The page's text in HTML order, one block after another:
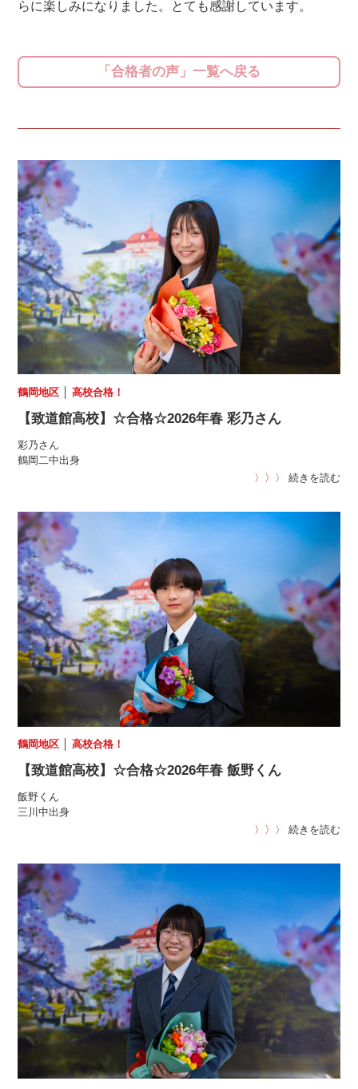
らに楽しみになりました。とても感謝しています。
「合格者の声」一覧へ戻る
鶴岡地区 │高校合格！
【致道館高校】☆合格☆2026年春 彩乃さん
彩乃さん
鶴岡二中出身
〉〉〉
続きを読む
鶴岡地区 │高校合格！
【致道館高校】☆合格☆2026年春 飯野くん
飯野くん
三川中出身
〉〉〉
続きを読む